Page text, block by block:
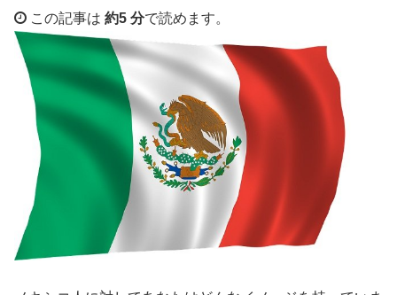
この記事は 約5 分で読めます。